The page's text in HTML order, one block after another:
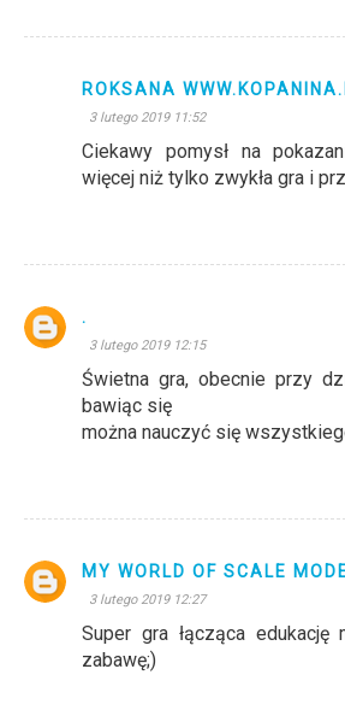
ROKSANA
3 lutego 2019 11:52
Ciekawy pomysł na
więcej niż tylko zwykła gra i
.
3 lutego 2019 12:15
Świetna gra, obecnie przy
bawiąc się
można nauczyć się
MY WORLD OF SCALE
3 lutego 2019 12:27
Super gra łącząca edukację
zabawę;)